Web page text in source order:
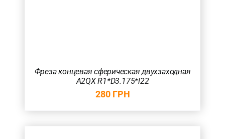
Фреза концевая сферическая двухзаходная
A2QX R1*D3.175*l22
280 ГРН